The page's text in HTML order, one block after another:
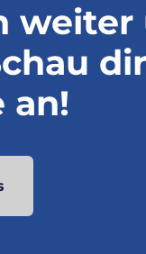
weiter
an!